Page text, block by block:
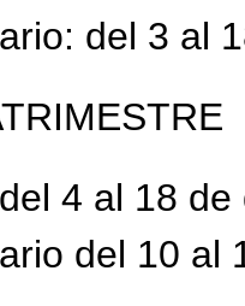
del 3 al
4 al 18
del 10 al